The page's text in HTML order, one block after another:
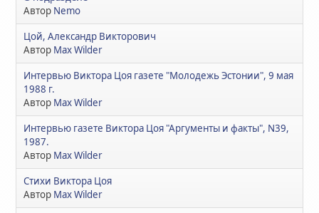
Автор Nemo
Цой, Александр Викторович
Автор Max Wilder
Интервью Виктора Цоя газете "Молодежь Эстонии", 9 мая
1988 г.
Автор Max Wilder
Интервью газете Виктора Цоя "Аргументы и факты", N39,
1987.
Автор Max Wilder
Стихи Виктора Цоя
Автор Max Wilder